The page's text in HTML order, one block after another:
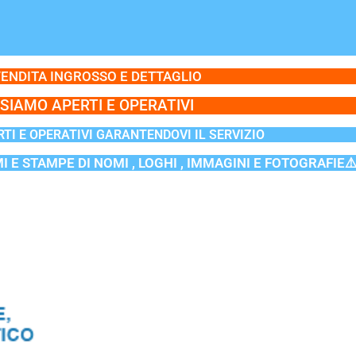
INGROSSO E DETTAGLIO
SIAMO APERTI E OPERATIVI
E OPERATIVI GARANTENDOVI IL SERVIZIO
E STAMPE DI NOMI , LOGHI , IMMAGINI E